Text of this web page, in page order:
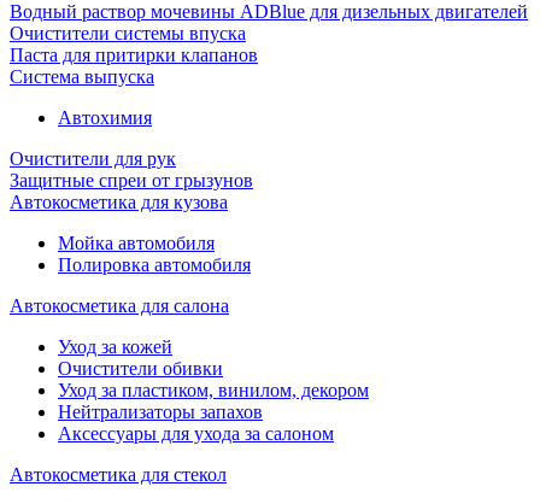
Водный раствор мочевины ADBlue для дизельных двигателей
Очистители системы впуска
Паста для притирки клапанов
Система выпуска
Автохимия
Очистители для рук
Защитные спреи от грызунов
Автокосметика для кузова
Мойка автомобиля
Полировка автомобиля
Автокосметика для салона
Уход за кожей
Очистители обивки
Уход за пластиком, винилом, декором
Нейтрализаторы запахов
Аксессуары для ухода за салоном
Автокосметика для стекол